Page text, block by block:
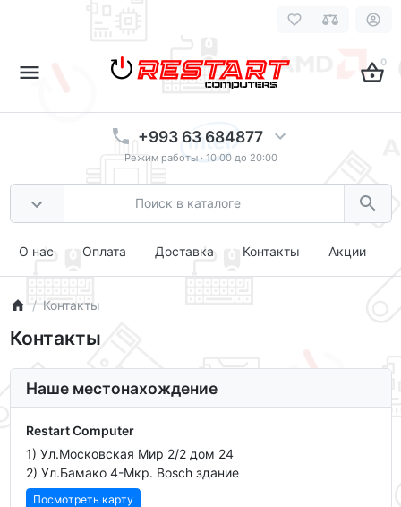
0
+993 63 684877
Режим работы · 10:00 до 20:00
О нас Оплата Доставка Контакты Акции
Контакты
Контакты
Наше местонахождение
Restart Computer
1) Ул.Московская Мир 2/2 дом 24
2) Ул.Бамако 4-Мкр. Bosch здание
Посмотреть карту